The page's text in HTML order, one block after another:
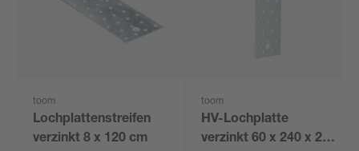
toom
Lochplattenstreifen
verzinkt 8 x 120 cm
toom
HV-Lochplatte
verzinkt 60 x 240 x 2